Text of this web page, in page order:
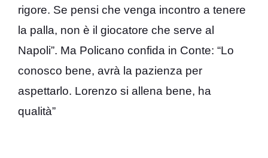
rigore. Se pensi che venga incontro a tenere
la palla, non è il giocatore che serve al
Napoli”. Ma Policano confida in Conte: “Lo
conosco bene, avrà la pazienza per
aspettarlo. Lorenzo si allena bene, ha
qualità”